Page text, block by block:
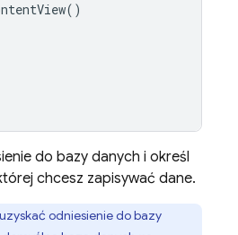
()
do bazy danych i określ
chcesz zapisywać dane.
odniesienie do bazy